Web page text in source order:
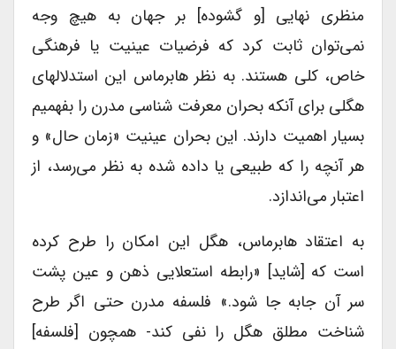
منظری نهایی [و گشوده] بر جهان به هیچ وجه
نمی‌توان ثابت کرد که فرضیات عینیت یا فرهنگی
خاص، کلی هستند. به نظر هابرماس این استدلالهای
هگلی برای آنکه بحران معرفت شناسی مدرن را بفهمیم
بسیار اهمیت دارند. این بحران عینیت «زمان حال» و
هر آنچه را که طبیعی یا داده شده به نظر می‌رسد، از
اعتبار می‌اندازد.
به اعتقاد هابرماس، هگل این امکان را طرح کرده
است که [شاید] «رابطه استعلایی ذهن و عین پشت
سر آن جابه جا شود.» فلسفه مدرن حتی اگر طرح
شناخت مطلق هگل را نفی کند- همچون [فلسفه]